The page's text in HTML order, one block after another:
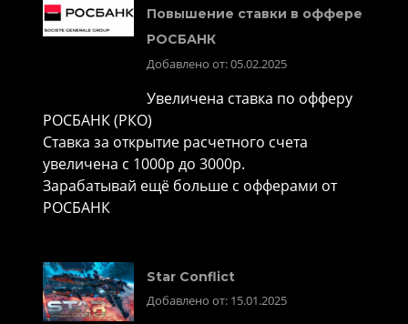
Повышение ставки в оффере
РОСБАНК
Добавлено от: 05.02.2025
Увеличена ставка по офферу
РОСБАНК (РКО)
Ставка за открытие расчетного счета
увеличена с 1000р до 3000р.
Зарабатывай ещё больше с офферами от
РОСБАНК
Star Conflict
Добавлено от: 15.01.2025